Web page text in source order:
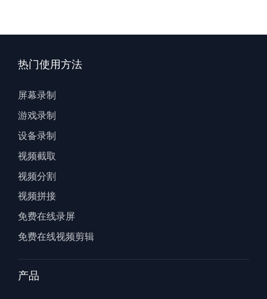
热门使用方法
屏幕录制
游戏录制
设备录制
视频截取
视频分割
视频拼接
免费在线录屏
免费在线视频剪辑
产品